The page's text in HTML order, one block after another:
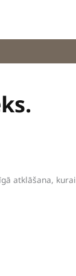
atklāšana, kurai